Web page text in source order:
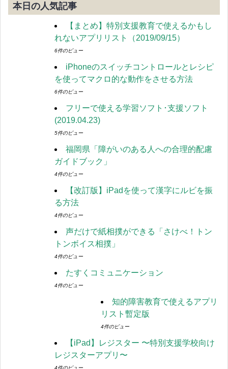
本日の人気記事
【まとめ】特別支援教育で使えるかもし
れないアプリリスト（2019/09/15）
6件のビュー
iPhoneのスイッチコントロールとレシピ
を使ってマクロ的な動作をさせる方法
6件のビュー
フリーで使える学習ソフト･支援ソフト
(2019.04.23)
5件のビュー
福岡県「障がいのある人への合理的配慮
ガイドブック」
4件のビュー
【改訂版】iPadを使って漢字にルビを振
る方法
4件のビュー
声だけで紙相撲ができる「さけべ！トン
トンボイス相撲」
4件のビュー
たすくコミュニケーション
4件のビュー
知的障害教育で使えるアプリ
リスト暫定版
4件のビュー
【iPad】レジスター 〜特別支援学校向け
レジスターアプリ〜
4件のビュー